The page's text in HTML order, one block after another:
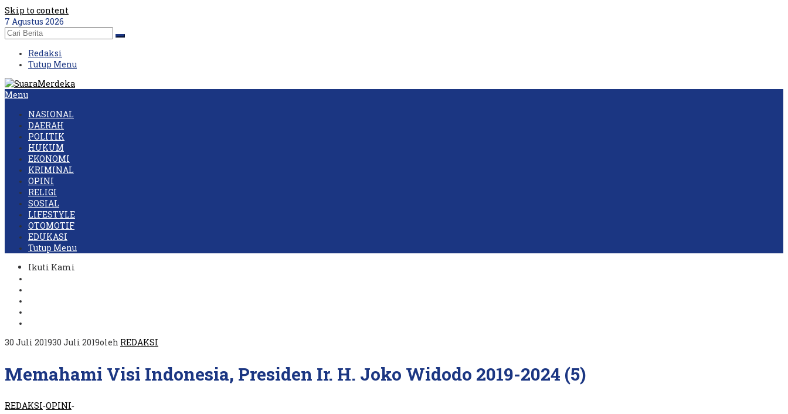
Skip to content
7 Agustus 2026
Redaksi
Tutup Menu
Menu
NASIONAL
DAERAH
POLITIK
HUKUM
EKONOMI
KRIMINAL
OPINI
RELIGI
SOSIAL
LIFESTYLE
OTOMOTIF
EDUKASI
Tutup Menu
Ikuti Kami
30 Juli 201930 Juli 2019oleh REDAKSI
Memahami Visi Indonesia, Presiden Ir. H. Joko Widodo 2019-2024 (5)
REDAKSI-OPINI-